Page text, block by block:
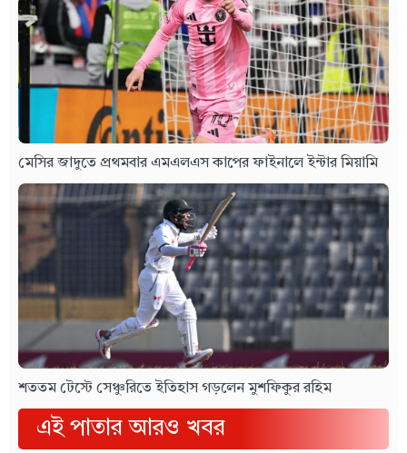
মেসির জাদুতে প্রথমবার এমএলএস কাপের ফাইনালে ইন্টার মিয়ামি
শততম টেস্টে সেঞ্চুরিতে ইতিহাস গড়লেন মুশফিকুর রহিম
এই পাতার আরও খবর